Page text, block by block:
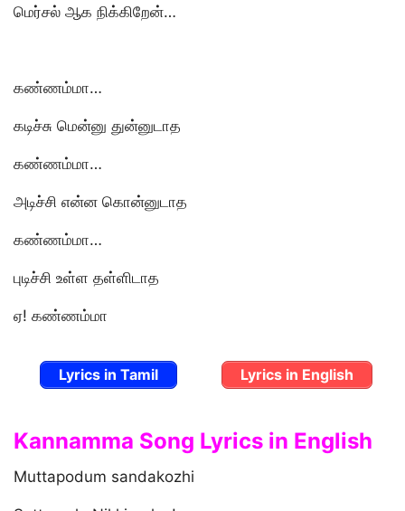
மெர்சல் ஆக நிக்கிறேன்…
கண்ணம்மா…
கடிச்சு மென்னு துன்னுடாத
கண்ணம்மா…
அடிச்சி என்ன கொன்னுடாத
கண்ணம்மா…
புடிச்சி உள்ள தள்ளிடாத
ஏ! கண்ணம்மா
Lyrics in Tamil Lyrics in English
Kannamma Song Lyrics in English
Muttapodum sandakozhi